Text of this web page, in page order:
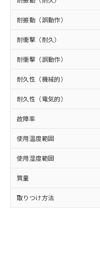
耐振動（誤動作）
耐衝撃（耐久）
耐衝撃（誤動作）
耐久性（機械的）
耐久性（電気的）
故障率
使用温度範囲
使用湿度範囲
質量
取りつけ方法
了承くださ
正式な納期
様のお取引
ムロン制御
ご相談くだ
オムロン制
販
ください。
在庫状況
事前の承諾
示しない
マイパー
ビス）を
メンバー
お客様が当
登録された
および当
品・サービ
引・商談に
(PBDE) 1000ppm以下
ル) (DEHP)(別名：
ルベンジル（BBP）
（DBP） 1000ppm
(DIBP) 1000ppm以下
但し、RoHS指令で産
フタル酸エステル類の
※2 対応予定月
部品在庫の切り
月が前後するこ
※3 非含有証
とができます。
DBP(フタル酸ジブチ
イソブチル) :
ル) : 1000ppm、
DEHP(フタル酸ビス
※2 環境保護使
「ｅ」：有害物
準値以下である
「10」：通常の
質が外部に漏え
及ぼさない年数
「－」：未確認
い合わせください
当社は規
全に破砕す
いよう必
当社は貴社
ル、化学兵
武器並びに
使用いたし
当社は、
場合は、上
該第三者
販売先お
法に輸出
り引きをい
一定
一定
－
在庫
いて
たは
機器
認くだ
白
受注
情報を